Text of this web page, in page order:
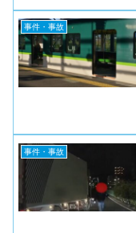
事件・事故
事件・事故